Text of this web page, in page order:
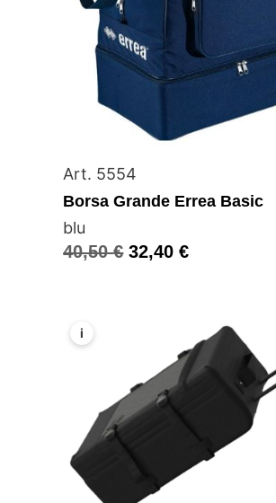
Art. 5554
Borsa Grande Errea Basic
blu
40,50€ 32,40€
i